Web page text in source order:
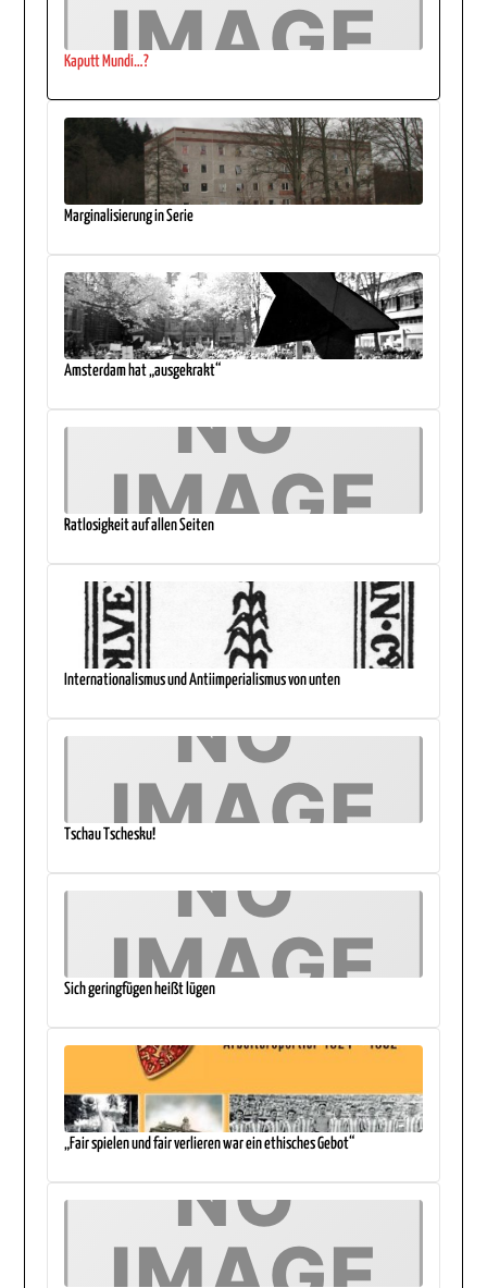
Kaputt Mundi…?
Marginalisierung in Serie
Amsterdam hat „ausgekrakt“
Ratlosigkeit auf allen Seiten
Internationalismus und Antiimperialismus von unten
Tschau Tschesku!
Sich geringfügen heißt lügen
„Fair spielen und fair verlieren war ein ethisches Gebot“